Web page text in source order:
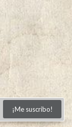
¡Me suscribo!